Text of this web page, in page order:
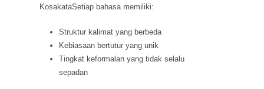
KosakataSetiap bahasa memiliki:
Struktur kalimat yang berbeda
Kebiasaan bertutur yang unik
Tingkat keformalan yang tidak selalu
sepadan